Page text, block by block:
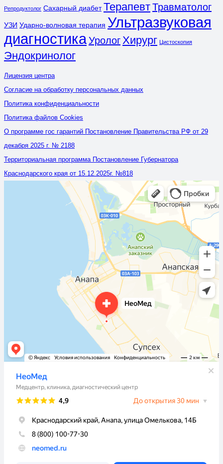
Репродуктолог Сахарный диабет ТерапевтТравматолог
УЗИ Ударно-волновая терапия Ультразвуковая
диагностикаУрологХирург Цистоскопия
Эндокринолог
Лицензия центра
Согласие на обработку персональных данных
Политика конфиденциальности
Политика файлов Cookies
О программе гос гарантий Постановление Правительства РФ от 29
декабря 2025 г. № 2188
Территориальная программа Постановление Губернатора
Краснодарского края от 15.12.2025г. №818